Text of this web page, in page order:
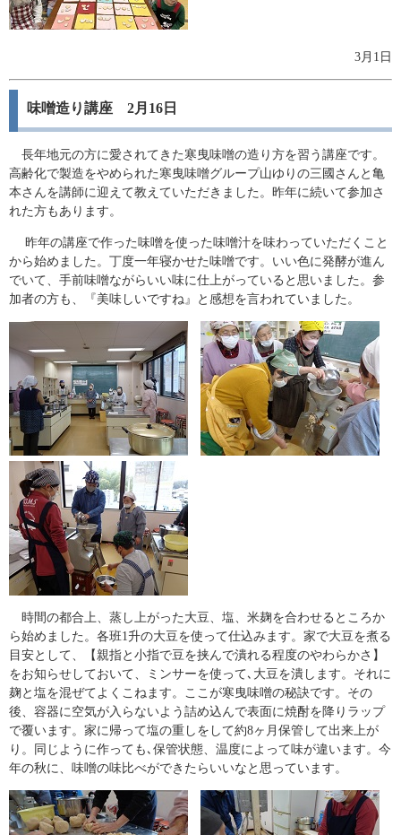
3月1日
味噌造り講座 2月16日
長年地元の方に愛されてきた寒曳味噌の造り方を習う講座です。
高齢化で製造をやめられた寒曳味噌グループ山ゆりの三國さんと亀
本さんを講師に迎えて教えていただきました。昨年に続いて参加さ
れた方もあります。
昨年の講座で作った味噌を使った味噌汁を味わっていただくこと
から始めました。丁度一年寝かせた味噌です。いい色に発酵が進ん
でいて、手前味噌ながらいい味に仕上がっていると思いました。参
加者の方も、『美味しいですね』と感想を言われていました。
時間の都合上、蒸し上がった大豆、塩、米麹を合わせるところか
ら始めました。各班1升の大豆を使って仕込みます。家で大豆を煮る
目安として、【親指と小指で豆を挟んで潰れる程度のやわらかさ】
をお知らせしておいて、ミンサーを使って､大豆を潰します。それに
麹と塩を混ぜてよくこねます。ここが寒曳味噌の秘訣です。その
後、容器に空気が入らないよう詰め込んで表面に焼酎を降りラップ
で覆います。家に帰って塩の重しをして約8ヶ月保管して出来上が
り。同じように作っても､保管状態、温度によって味が違います。今
年の秋に、味噌の味比べができたらいいなと思っています。